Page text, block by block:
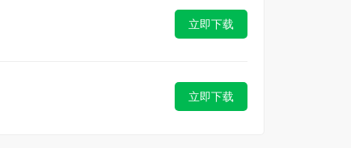
立即下载
立即下载